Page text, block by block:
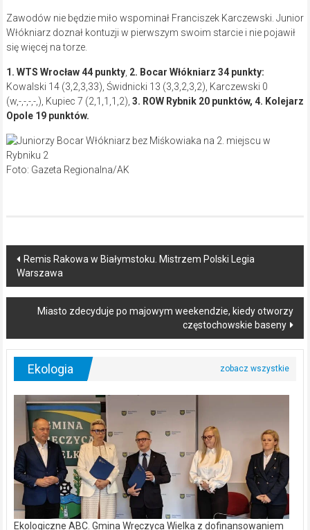
Zawodów nie będzie miło wspominał Franciszek Karczewski. Junior
Włókniarz doznał kontuzji w pierwszym swoim starcie i nie pojawił
się więcej na torze.
1. WTS Wrocław 44 punkty, 2. Bocar Włókniarz 34 punkty:
Kowalski 14 (3,2,3,33), Świdnicki 13 (3,3,2,3,2), Karczewski 0
(w,-,-,-,-,), Kupiec 7 (2,1,1,1,2), 3. ROW Rybnik 20 punktów, 4. Kolejarz
Opole 19 punktów.
Foto: Gazeta Regionalna/AK
Post
navigation
Remis Rakowa w Białymstoku. Mistrzem Polski Legia
Warszawa
Miasto zdecyduje po majowym weekendzie, kiedy otworzy
częstochowskie baseny
Ekologia
Ekologiczne ABC. Gmina Wręczyca Wielka z dofinansowaniem